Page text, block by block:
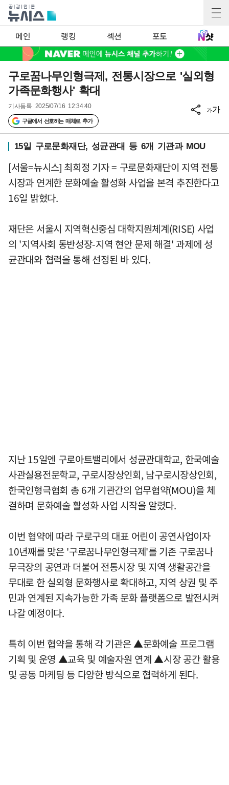
메인 랭킹 섹션 포토
구로꿈나무인형극제, 전통시장으로 '실외형
가족문화행사' 확대
기사등록 2025/07/16 12:34:40
구글에서 선호하는 매체로 추가
가가
15일 구로문화재단, 성균관대 등 6개 기관과 MOU
[서울=뉴시스] 최희정 기자 = 구로문화재단이 지역 전통
시장과 연계한 문화예술 활성화 사업을 본격 추진한다고
16일 밝혔다.
재단은 서울시 지역혁신중심 대학지원체계(RISE) 사업
의 '지역사회 동반성장-지역 현안 문제 해결' 과제에 성
균관대와 협력을 통해 선정된 바 있다.
지난 15일엔 구로아트밸리에서 성균관대학교, 한국예술
사관실용전문학교, 구로시장상인회, 남구로시장상인회,
한국인형극협회 총 6개 기관간의 업무협약(MOU)을 체
결하며 문화예술 활성화 사업 시작을 알렸다.
이번 협약에 따라 구로구의 대표 어린이 공연사업이자
10년째를 맞은 '구로꿈나무인형극제'를 기존 구로꿈나
무극장의 공연과 더불어 전통시장 및 지역 생활공간을
무대로 한 실외형 문화행사로 확대하고, 지역 상권 및 주
민과 연계된 지속가능한 가족 문화 플랫폼으로 발전시켜
나갈 예정이다.
특히 이번 협약을 통해 각 기관은 ▲문화예술 프로그램
기획 및 운영 ▲교육 및 예술자원 연계 ▲시장 공간 활용
및 공동 마케팅 등 다양한 방식으로 협력하게 된다.